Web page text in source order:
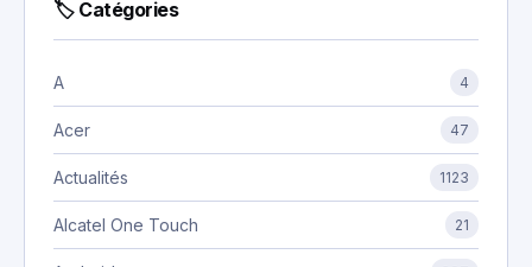
🏷 Catégories
A 4
Acer 47
Actualités 1123
Alcatel One Touch 21